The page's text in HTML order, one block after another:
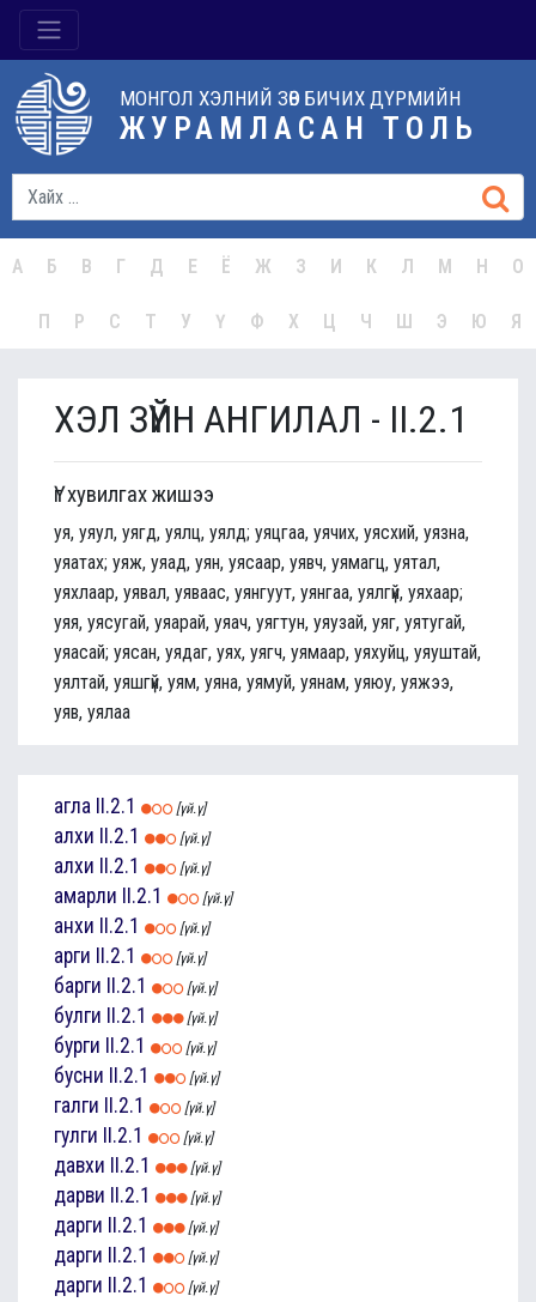
МОНГОЛ ХЭЛНИЙ ЗӨВ БИЧИХ ДҮРМИЙН
ЖУРАМЛАСАН ТОЛЬ
А Б В Г Д Е Ё Ж З И К Л М Н О
П Р С Т У Ү Ф Х Ц Ч Ш Э Ю Я
ХЭЛ ЗҮЙН АНГИЛАЛ - II.2.1
Үг хувилгах жишээ
уя, уяул, уягд, уялц, уялд; уяцгаа, уячих, уясхий, уязна,
уяатах; уяж, уяад, уян, уясаар, уявч, уямагц, уятал,
уяхлаар, уявал, уяваас, уянгуут, уянгаа, уялгүй, уяхаар;
уяя, уясугай, уяарай, уяач, уягтун, уяузай, уяг, уятугай,
уяасай; уясан, уядаг, уях, уягч, уямаар, уяхуйц, уяуштай,
уялтай, уяшгүй, уям, уяна, уямуй, уянам, уяюу, уяжээ,
уяв, уялаа
агла II.2.1 [үй.ү]
алхи II.2.1 [үй.ү]
алхи II.2.1 [үй.ү]
амарли II.2.1 [үй.ү]
анхи II.2.1 [үй.ү]
арги II.2.1 [үй.ү]
барги II.2.1 [үй.ү]
булги II.2.1 [үй.ү]
бурги II.2.1 [үй.ү]
бусни II.2.1 [үй.ү]
галги II.2.1 [үй.ү]
гулги II.2.1 [үй.ү]
давхи II.2.1 [үй.ү]
дарви II.2.1 [үй.ү]
дарги II.2.1 [үй.ү]
дарги II.2.1 [үй.ү]
дарги II.2.1 [үй.ү]